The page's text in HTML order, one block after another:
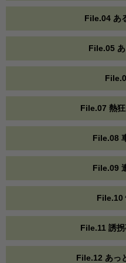
File.04 あ
File.05
File.07 熱
File.08
File.09
File.10
File.11 誘拐
File.12 あっ